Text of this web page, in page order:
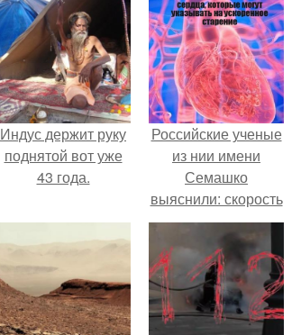
Индус держит руку
поднятой вот уже
43 года.
Российские ученые
из нии имени
Семашко
выяснили: скорость
старения напрямую
зависит от
состояния сосудов
и работы сердца.